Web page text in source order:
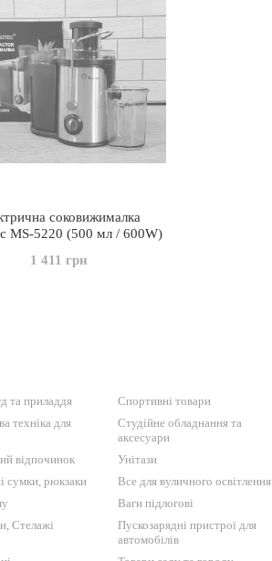
соковижималка
MS-5220 (500 мл / 600W)
1 411 грн
та приладдя
техніка для
відпочинок
сумки, рюкзаки
Стелажі
Спортивні товари
Студійне обладнання та
аксесуари
Унітази
Все для вуличного освітлення
Ваги підлогові
Пускозарядні пристрої для
автомобілів